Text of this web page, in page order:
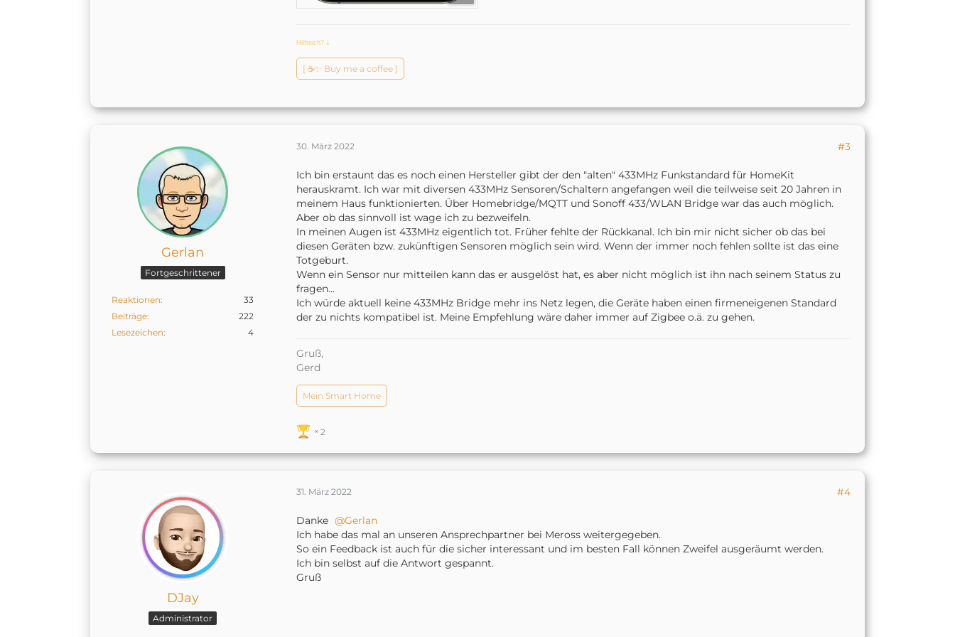
Hilfreich? ↆ
[ ☕️✨ Buy me a coffee ]
Gerlan
Fortgeschrittener
Reaktionen
33
Beiträge
222
Lesezeichen
4
30. März 2022 #3
Ich bin erstaunt das es noch einen Hersteller gibt der den "alten" 433MHz Funkstandard für HomeKit
herauskramt. Ich war mit diversen 433MHz Sensoren/Schaltern angefangen weil die teilweise seit 20 Jahren in
meinem Haus funktionierten. Über Homebridge/MQTT und Sonoff 433/WLAN Bridge war das auch möglich.
Aber ob das sinnvoll ist wage ich zu bezweifeln.
In meinen Augen ist 433MHz eigentlich tot. Früher fehlte der Rückkanal. Ich bin mir nicht sicher ob das bei
diesen Geräten bzw. zukünftigen Sensoren möglich sein wird. Wenn der immer noch fehlen sollte ist das eine
Totgeburt.
Wenn ein Sensor nur mitteilen kann das er ausgelöst hat, es aber nicht möglich ist ihn nach seinem Status zu
fragen...
Ich würde aktuell keine 433MHz Bridge mehr ins Netz legen, die Geräte haben einen firmeneigenen Standard
der zu nichts kompatibel ist. Meine Empfehlung wäre daher immer auf Zigbee o.ä. zu gehen.
Gruß,
Gerd
Mein Smart Home
2
DJay
Administrator
31. März 2022 #4
Danke
Gerlan
Ich habe das mal an unseren Ansprechpartner bei Meross weitergegeben.
So ein Feedback ist auch für die sicher interessant und im besten Fall können Zweifel ausgeräumt werden.
Ich bin selbst auf die Antwort gespannt.
Gruß